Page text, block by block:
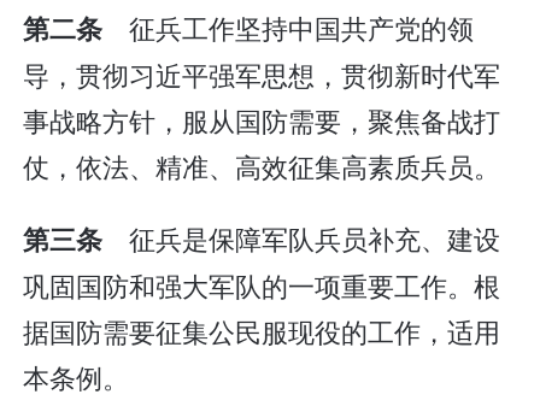
第二条 征兵工作坚持中国共产党的领
导，贯彻习近平强军思想，贯彻新时代军
事战略方针，服从国防需要，聚焦备战打
仗，依法、精准、高效征集高素质兵员。
第三条 征兵是保障军队兵员补充、建设
巩固国防和强大军队的一项重要工作。根
据国防需要征集公民服现役的工作，适用
本条例。